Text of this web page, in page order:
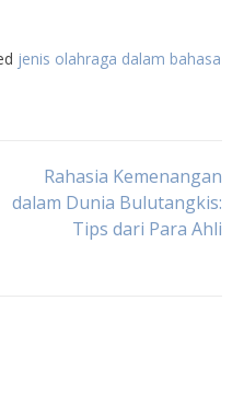
jenis olahraga dalam bahasa
Rahasia Kemenangan
dalam Dunia Bulutangkis:
Tips dari Para Ahli